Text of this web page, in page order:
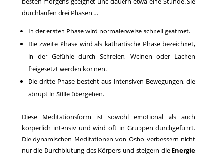
durchlaufen drei Phasen …
In der ersten Phase wird normalerweise schnell geatmet.
Die zweite Phase wird als kathartische Phase bezeichnet,
in der Gefühle durch Schreien, Weinen oder Lachen
freigesetzt werden können.
Die dritte Phase besteht aus intensiven Bewegungen, die
abrupt in Stille übergehen.
Diese Meditationsform ist sowohl emotional als auch
körperlich intensiv und wird oft in Gruppen durchgeführt.
Die dynamischen Meditationen von Osho verbessern nicht
nur die Durchblutung des Körpers und steigern die Energie